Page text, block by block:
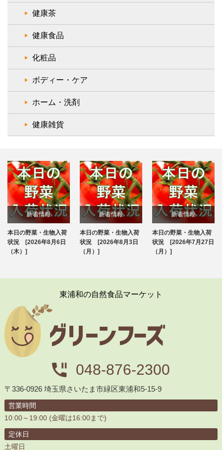
健康茶
健康食品
化粧品
ボディー・ケア
ホーム・洗剤
健康雑貨
新着情報
ブログ
本日の野菜・生物入荷
状況 [2026年8月6日
（木）]
新着情報
ブログ
本日の野菜・生物入荷
状況 [2026年8月3日
（月）]
新着情報
ブログ
本日の野菜・生物入荷
状況 [2026年7月27日
（月）]
東浦和の自然食品マーケット
048-876-2300
〒336-0926 埼玉県さいたま市緑区東浦和5-15-9
営業時間
10:00～19:00 (金曜は16:00まで)
定休日
土曜日